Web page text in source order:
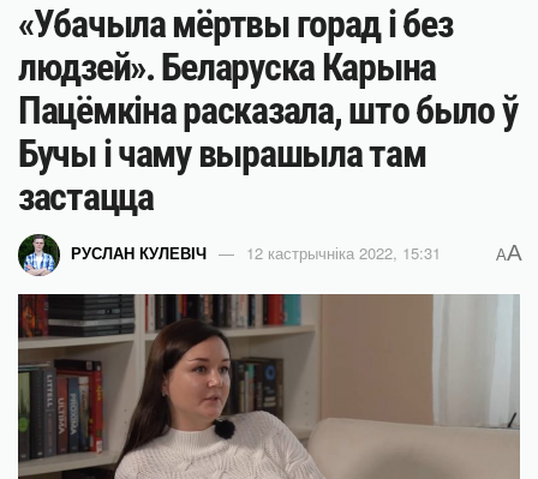
«Убачыла мёртвы горад і без
людзей». Беларуска Карына
Пацёмкіна расказала, што было ў
Бучы і чаму вырашыла там
застацца
РУСЛАН КУЛЕВІЧ 12 кастрычніка 2022, 15:31 AA